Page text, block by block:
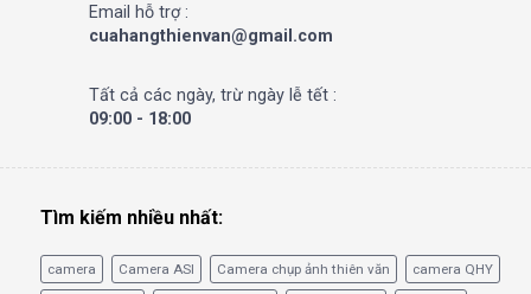
Email hỗ trợ :
cuahangthienvan@gmail.com
Tất cả các ngày, trừ ngày lễ tết :
09:00 - 18:00
Tìm kiếm nhiều nhất:
camera Camera ASI Camera chụp ảnh thiên văn camera QHY